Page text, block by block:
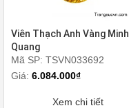
Viên Thạch Anh Vàng Minh
Quang
Mã SP: TSVN033692
Giá: 6.084.000₫
Xem chi tiết